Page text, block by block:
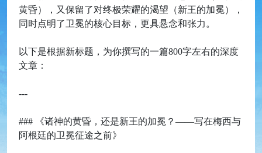
黄昏），又保留了对终极荣耀的渴望（新王的加冕），
同时点明了卫冕的核心目标，更具悬念和张力。
以下是根据新标题，为你撰写的一篇800字左右的深度
文章：
---
### 《诸神的黄昏，还是新王的加冕？——写在梅西与
阿根廷的卫冕征途之前》